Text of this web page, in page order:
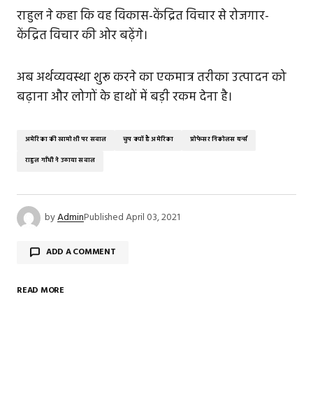
राहुल ने कहा कि वह विकास-केंद्रित विचार से रोजगार-
केंद्रित विचार की ओर बढ़ेंगे।
अब अर्थव्यवस्था शुरू करने का एकमात्र तरीका उत्पादन को
बढ़ाना और लोगों के हाथों में बड़ी रकम देना है।
अमेरिका की खामोशी पर सवाल चुप क्यों है अमेरिका प्रोफेसर निकोलस बर्न्स
राहुल गाँधी ने उठाया सवाल
byAdminPublishedApril 03, 2021
ADD A COMMENT
READ MORE